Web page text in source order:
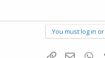
You must log in
Tumblr
WhatsAppדואר אלקטרוני